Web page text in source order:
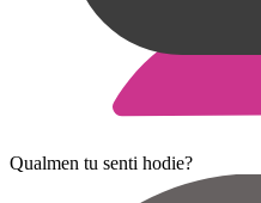
Qualmen tu senti hodie?